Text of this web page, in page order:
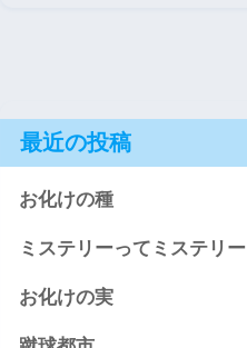
最近の投稿
お化けの種
ミステリーってミステリー
お化けの実